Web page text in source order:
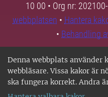
Denna webbplats använder
webbläsare. Vissa kakor är
ska fungera korrekt. Andra
10 00 • Org nr:
webbplatsen • Hantera
• Behandling